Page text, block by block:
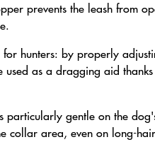
prevents the leash from
hunters: by properly
used as a dragging aid
particularly gentle on the
collar area, even on long-